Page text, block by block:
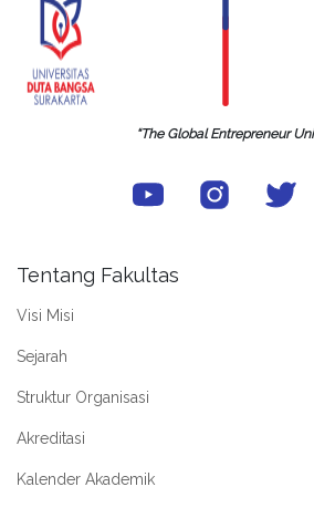
“The Global Entrepreneur
Tentang Fakultas
Visi Misi
Sejarah
Struktur Organisasi
Akreditasi
Kalender Akademik